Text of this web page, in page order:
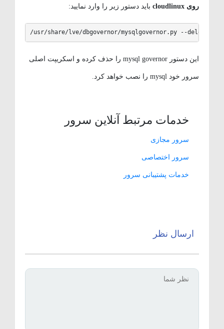
روی cloudlinux باید دستور زیر را وارد نمایید:
/usr/share/lve/dbgovernor/mysqlgovernor.py --delete
این دستور mysql governor را حذف کرده و اسکریپت اصلی
سرور خود mysql را نصب خواهد کرد.
خدمات مرتبط آنلاین سرور
سرور مجازی
سرور اختصاصی
خدمات پشتیبانی سرور
ارسال نظر